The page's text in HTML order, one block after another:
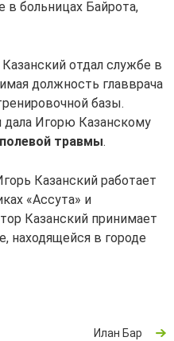
в больницах Байрота,
отдал службе в
должность главврача
базы.
дала Игорю Казанскому
полевой травмы.
Казанский работает
«Ассута» и
Казанский принимает
находящейся в городе
Илан Бар